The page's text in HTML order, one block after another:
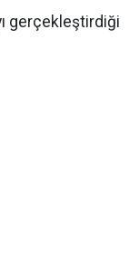
gerçekleştirdiği